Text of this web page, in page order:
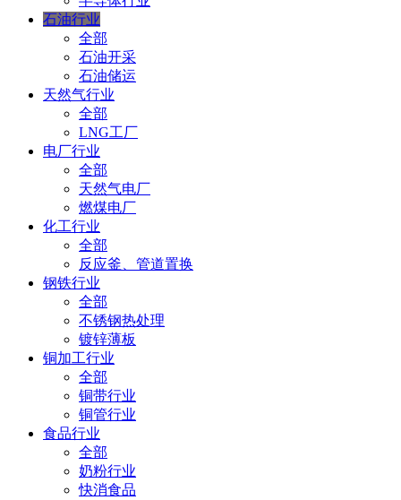
石油行业
全部
石油开采
石油储运
天然气行业
全部
LNG工厂
电厂行业
全部
天然气电厂
燃煤电厂
化工行业
全部
反应釜、管道置换
钢铁行业
全部
不锈钢热处理
镀锌薄板
铜加工行业
全部
铜带行业
铜管行业
食品行业
全部
奶粉行业
快消食品